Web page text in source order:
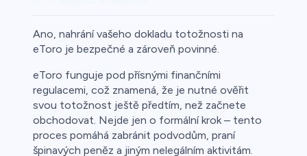
Ano, nahrání vašeho dokladu totožnosti na
eToro je bezpečné a zároveň povinné.
eToro funguje pod přísnými finančními
regulacemi, což znamená, že je nutné ověřit
svou totožnost ještě předtím, než začnete
obchodovat. Nejde jen o formální krok – tento
proces pomáhá zabránit podvodům, praní
špinavých peněz a jiným nelegálním aktivitám.